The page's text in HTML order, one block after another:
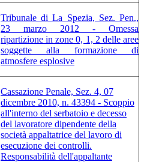
Tribunale di La Spezia, Sez. Pen.,
23 marzo 2012 - Omessa
ripartizione in zone 0, 1, 2 delle aree
soggette alla formazione di
atmosfere esplosive
Cassazione Penale, Sez. 4, 07
dicembre 2010, n. 43394 - Scoppio
all'interno del serbatoio e decesso
del lavoratore dipendente della
società appaltatrice del lavoro di
esecuzione dei controlli.
Responsabilità dell'appaltante